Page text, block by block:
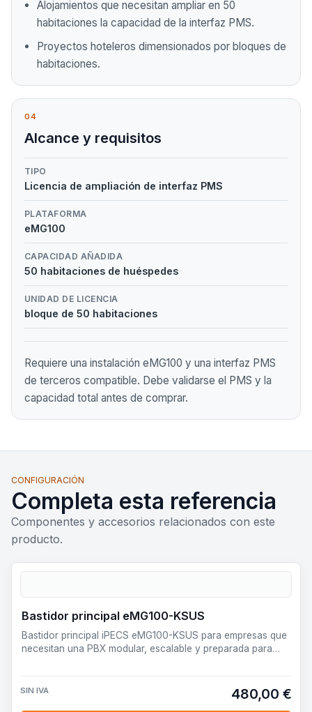
Alojamientos que necesitan ampliar en 50
habitaciones la capacidad de la interfaz PMS.
Proyectos hoteleros dimensionados por bloques de
habitaciones.
04
Alcance y requisitos
TIPO
Licencia de ampliación de interfaz PMS
PLATAFORMA
eMG100
CAPACIDAD AÑADIDA
50 habitaciones de huéspedes
UNIDAD DE LICENCIA
bloque de 50 habitaciones
Requiere una instalación eMG100 y una interfaz PMS
de terceros compatible. Debe validarse el PMS y la
capacidad total antes de comprar.
CONFIGURACIÓN
Completa esta referencia
Componentes y accesorios relacionados con este
producto.
Bastidor principal eMG100-KSUS
Bastidor principal iPECS eMG100-KSUS para empresas que
necesitan una PBX modular, escalable y preparada para
SIN IVA 480,00 €